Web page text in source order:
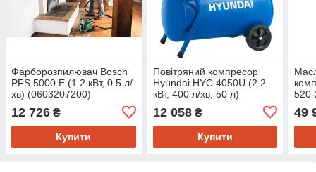
Фарборозпилювач Bosch
PFS 5000 E (1.2 кВт, 0.5 л/
хв) (0603207200)
12 726 ₴
Купити
Повітряний компресор
Hyundai HYC 4050U (2.2
кВт, 400 л/хв, 50 л)
12 058₴
Купити
49